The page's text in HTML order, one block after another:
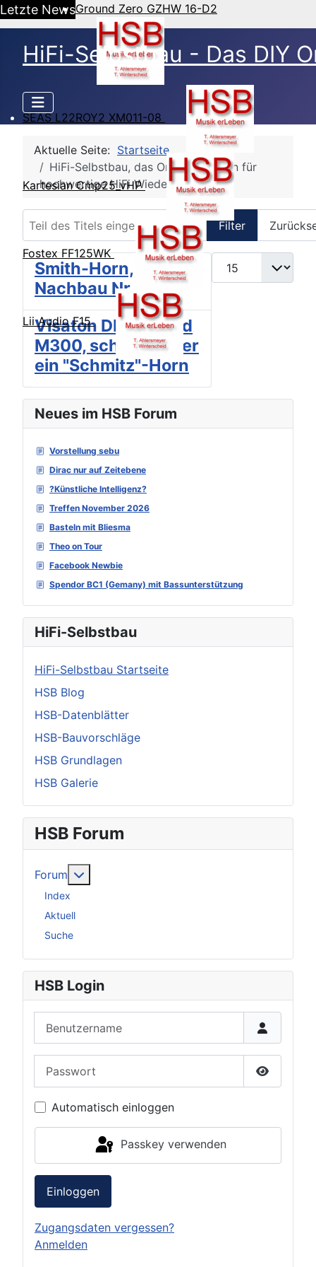
Letzte NewsGround Zero GZHW 16-D2
SEAS L22ROY2 XM011-08
Kartesian Cmp25_vHP
Fostex FF125WK
Lii Audio F15
HiFi-Selbstbau - Das DIY
Neues im HSB Forum
Vorstellung sebu
Dirac nur auf Zeitebene
?Künstliche Intelligenz?
Treffen November 2026
Basteln mit Bliesma
Theo on Tour
Facebook Newbie
Spendor BC1 (Gemany) mit Bassunterstützung
HiFi-Selbstbau
HiFi-Selbstbau Startseite
HSB Blog
HSB-Datenblätter
HSB-Bauvorschläge
HSB Grundlagen
HSB Galerie
HSB Forum
Forum
Index
Aktuell
Suche
HSB Login
Passwort
Automatisch einloggen
Passkey verwenden
Einloggen
Zugangsdaten vergessen?
Anmelden
Aktuelle Seite: Startseite
HiFi-Selbstbau, das Online Magazin für
hochwertige HiFi Wiedergabe
Filter
Anzeige #
Smith-Horn,
Nachbau Nr.2
Visaton DR45N und
M300, schon wieder
ein "Schmitz"-Horn